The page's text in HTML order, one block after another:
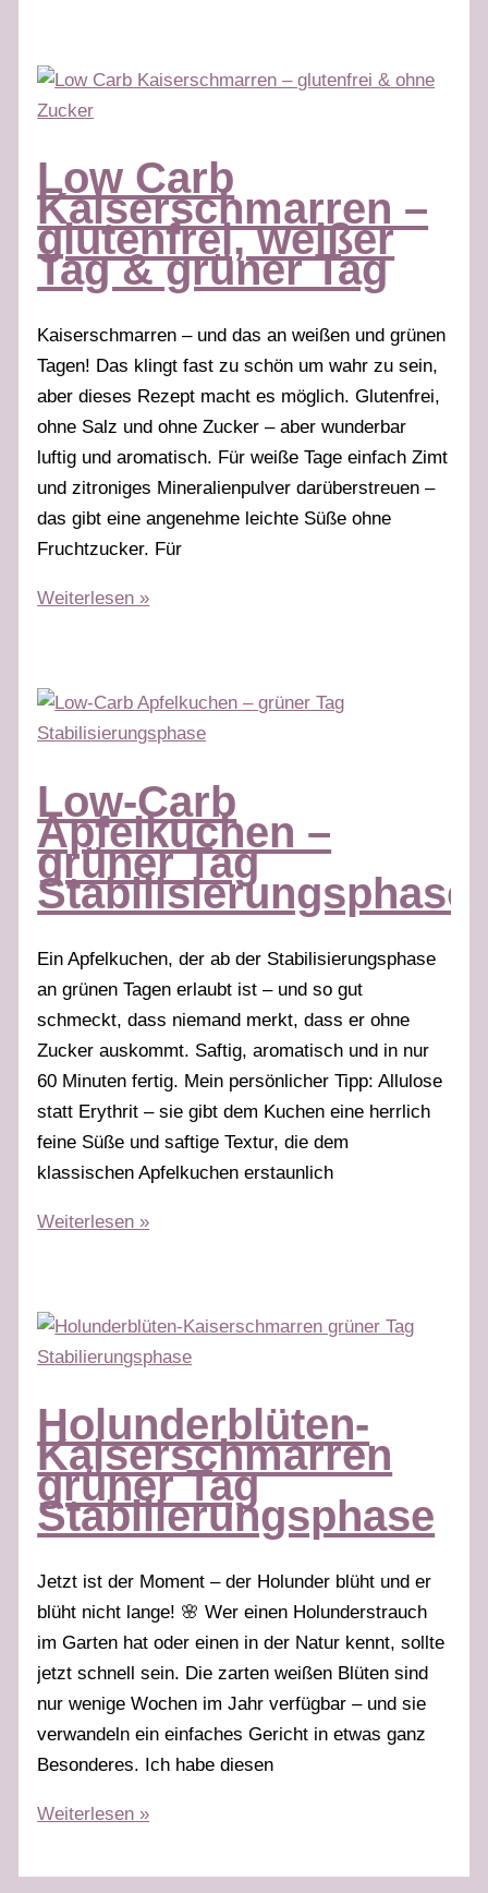
–
Stabilisierungsphase
Low Carb
Kaiserschmarren –
glutenfrei, weißer
Tag & grüner Tag
Kaiserschmarren – und das an weißen und grünen
Tagen! Das klingt fast zu schön um wahr zu sein,
aber dieses Rezept macht es möglich. Glutenfrei,
ohne Salz und ohne Zucker – aber wunderbar
luftig und aromatisch. Für weiße Tage einfach Zimt
und zitroniges Mineralienpulver darüberstreuen –
das gibt eine angenehme leichte Süße ohne
Fruchtzucker. Für
Low
–
&
grüner
Tag
Weiterlesen »
Low-Carb
Apfelkuchen –
grüner Tag
Stabilisierungsphase
Ein Apfelkuchen, der ab der Stabilisierungsphase
an grünen Tagen erlaubt ist – und so gut
schmeckt, dass niemand merkt, dass er ohne
Zucker auskommt. Saftig, aromatisch und in nur
60 Minuten fertig. Mein persönlicher Tipp: Allulose
statt Erythrit – sie gibt dem Kuchen eine herrlich
feine Süße und saftige Textur, die dem
klassischen Apfelkuchen erstaunlich
Low-
–
Stabilisierungsphase
Weiterlesen »
Holunderblüten-
Kaiserschmarren
grüner Tag
Stabilierungsphase
Jetzt ist der Moment – der Holunder blüht und er
blüht nicht lange! 🌸 Wer einen Holunderstrauch
im Garten hat oder einen in der Natur kennt, sollte
jetzt schnell sein. Die zarten weißen Blüten sind
nur wenige Wochen im Jahr verfügbar – und sie
verwandeln ein einfaches Gericht in etwas ganz
Besonderes. Ich habe diesen
Holunderblüten-
grüner
Weiterlesen »